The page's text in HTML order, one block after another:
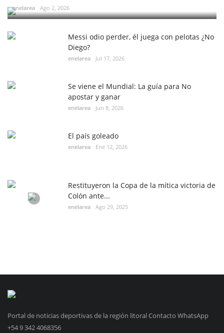
enelarea Ago 2, 2026
Messi odio perder, él juega con pelotas ¿No
Diego?
enelarea Jul 17, 2026
Se viene el Mundial: La guía para No
apostar y ganar
enelarea Jun 8, 2026
El país goleado
enelarea Ene 12, 2026
Restituyeron la Copa de la mítica victoria de
Colón ante...
enelarea Ago 29, 2025
Portal de noticias deportivas de la región litoral Contacto WhatsApp
+54 9 342 4068356